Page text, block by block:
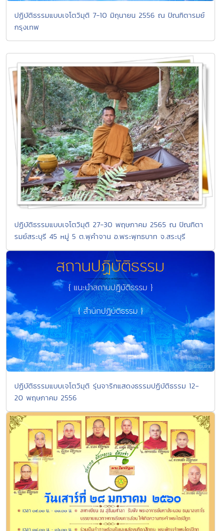
ปฏิบัติธรรมแบบเจโตวิมุติ 7-10 มิถุนายน 2556 ณ ปัณฑิตารมย์
กรุงเทพ
ปฏิบัติธรรมแบบเจโตวิมุติ 27-30 พฤษภาคม 2565 ณ ปัณฑิตา
รมย์สระบุรี 45 หมู่ 5 ต.พุคำจาน อ.พระพุทธบาท จ.สระบุรี
ปฏิบัติธรรมแบบเจโตวิมุติ รุ่นจาริกแสดงธรรมปฏิบัติธรรม 12-
20 พฤษภาคม 2556